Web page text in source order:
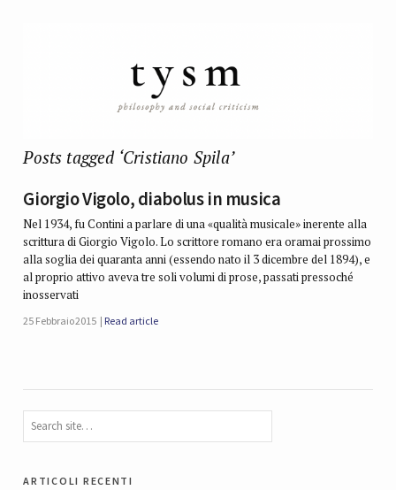
Posts tagged ‘Cristiano Spila’
Giorgio Vigolo, diabolus in musica
Nel 1934, fu Contini a parlare di una «qualità musicale» inerente alla
scrittura di Giorgio Vigolo. Lo scrittore romano era oramai prossimo
alla soglia dei quaranta anni (essendo nato il 3 dicembre del 1894), e
al proprio attivo aveva tre soli volumi di prose, passati pressoché
inosservati
25 Febbraio 2015 Read article
articoli recenti